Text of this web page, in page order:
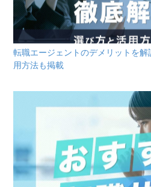
転職エージェントのデメリットを
用方法も掲載